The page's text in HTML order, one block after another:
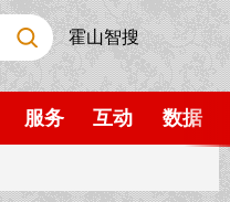
霍山智搜
服务 互动 数据